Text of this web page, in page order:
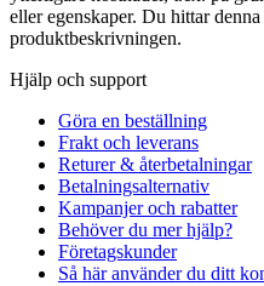
eller egenskaper. Du hittar
produktbeskrivningen.
Hjälp och support
Göra en beställning
Frakt och leverans
Returer & återbetalningar
Betalningsalternativ
Kampanjer och rabatter
Behöver du mer hjälp?
Företagskunder
Så här använder du ditt